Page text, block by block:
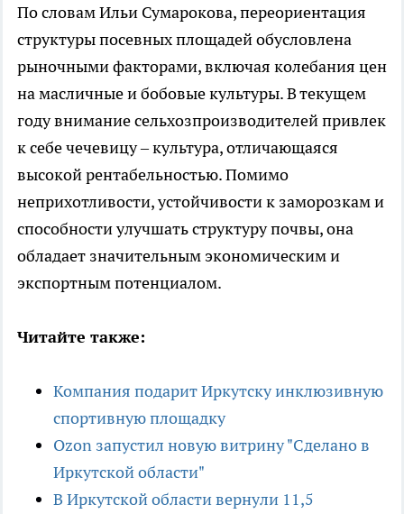
По словам Ильи Сумарокова, переориентация
структуры посевных площадей обусловлена
рыночными факторами, включая колебания цен
на масличные и бобовые культуры. В текущем
году внимание сельхозпроизводителей привлек
к себе чечевицу – культура, отличающаяся
высокой рентабельностью. Помимо
неприхотливости, устойчивости к заморозкам и
способности улучшать структуру почвы, она
обладает значительным экономическим и
экспортным потенциалом.
Читайте также:
Компания подарит Иркутску инклюзивную
спортивную площадку
Ozon запустил новую витрину "Сделано в
Иркутской области"
В Иркутской области вернули 11,5